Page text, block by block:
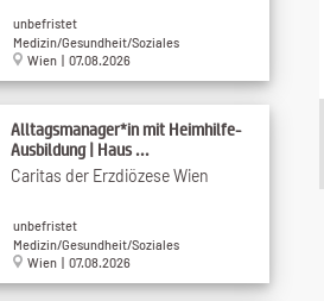
unbefristet
Medizin/Gesundheit/Soziales
Wien | 07.08.2026
Alltagsmanager*in mit Heimhilfe-
Ausbildung | Haus ...
Caritas der Erzdiözese Wien
unbefristet
Medizin/Gesundheit/Soziales
Wien | 07.08.2026